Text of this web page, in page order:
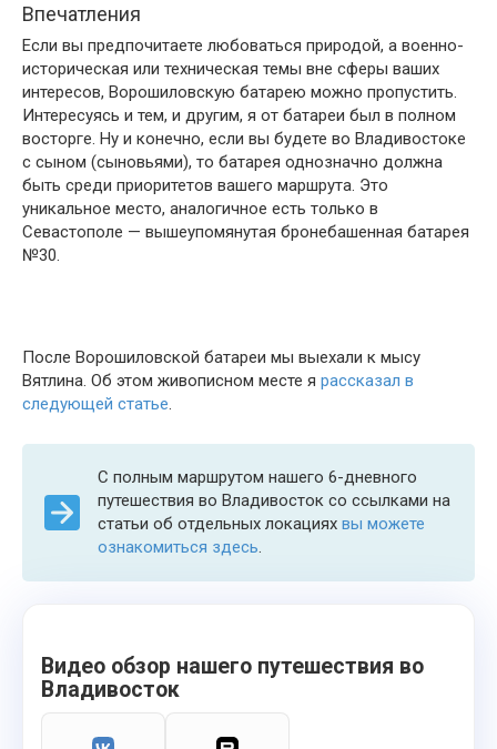
Впечатления
Если вы предпочитаете любоваться природой, а военно-
историческая или техническая темы вне сферы ваших
интересов, Ворошиловскую батарею можно пропустить.
Интересуясь и тем, и другим, я от батареи был в полном
восторге. Ну и конечно, если вы будете во Владивостоке
с сыном (сыновьями), то батарея однозначно должна
быть среди приоритетов вашего маршрута. Это
уникальное место, аналогичное есть только в
Севастополе — вышеупомянутая бронебашенная батарея
№30.
После Ворошиловской батареи мы выехали к мысу
Вятлина. Об этом живописном месте я рассказал в
следующей статье
С полным маршрутом нашего 6-дневного
путешествия во Владивосток со ссылками на
статьи об отдельных локациях вы можете
ознакомиться здесь
Видео обзор нашего путешествия во
Владивосток